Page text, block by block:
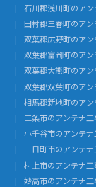
石川郡浅川町のア
田村郡三春町のア
双葉郡広野町のア
双葉郡富岡町のア
双葉郡大熊町のア
双葉郡双葉町のア
相馬郡新地町のア
三条市のアンテナ工
小千谷市のアンテナ
十日町市のアンテナ
村上市のアンテナ工
妙高市のアンテナ工